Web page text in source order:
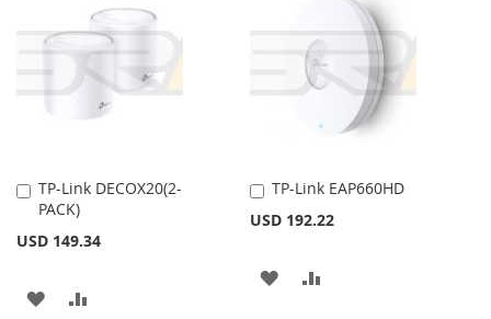
TP-Link DECOX20(2-
PACK)
USD 149.34
Añadir
al
carrito
AÑADIR
TP-Link EAP660HD
USD 192.22
Añadir
al
carrito
AÑADIR